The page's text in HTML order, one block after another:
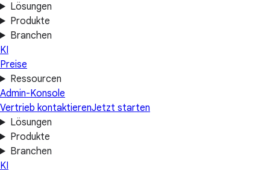
Lösungen
Produkte
Branchen
KI
Preise
Ressourcen
Admin-Konsole
Vertrieb kontaktierenJetzt starten
Lösungen
Produkte
Branchen
KI